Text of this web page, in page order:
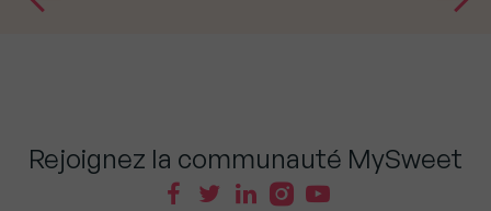
Rejoignez la communauté MySweet